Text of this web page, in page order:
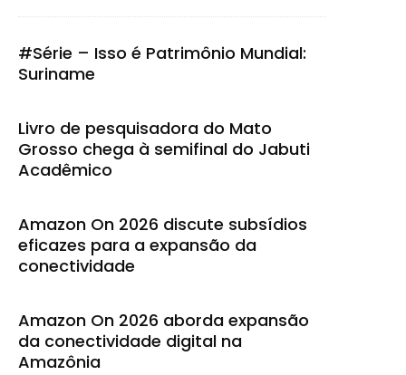
#Série – Isso é Patrimônio Mundial:
Suriname
Livro de pesquisadora do Mato
Grosso chega à semifinal do Jabuti
Acadêmico
Amazon On 2026 discute subsídios
eficazes para a expansão da
conectividade
Amazon On 2026 aborda expansão
da conectividade digital na
Amazônia